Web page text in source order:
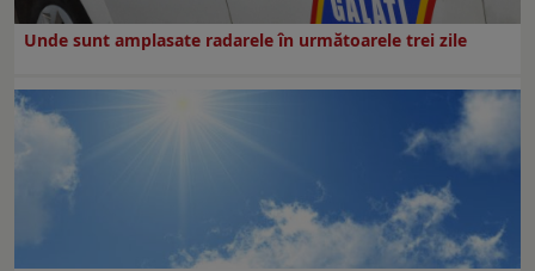
Unde sunt amplasate radarele în următoarele trei zile